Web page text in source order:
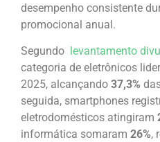
desempenho consistente
promocional anual.
Segundo levantamento
categoria de eletrônicos
2025, alcançando 37,3%
seguida, smartphones
eletrodomésticos atingiram
informática somaram 26%,